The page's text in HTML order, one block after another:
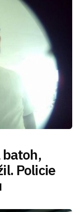
batoh,
Policie